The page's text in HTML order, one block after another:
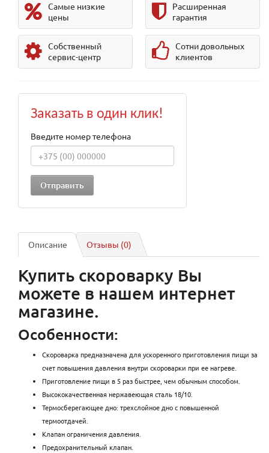
Самые низкие
цены
Расширенная
гарантия
Собственный
сервис-центр
Сотни довольных
клиентов
Заказать в один клик!
Введите номер телефона
Описание Отзывы (0)
Купить скороварку Вы
можете в нашем интернет
магазине.
Особенности:
Скороварка предназначена для ускоренного приготовления пищи за
счет повышения давления внутри скороварки при ее нагреве.
Приготовление пищи в 5 раз быстрее, чем обычным способом.
Высококачественная нержавеющая сталь 18/10.
Термосберегающее дно: трехслойное дно с повышенной
термоотдачей.
Клапан ограничения давления.
Предохранительный клапан.